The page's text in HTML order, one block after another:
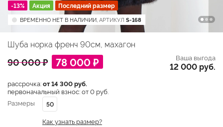
-13% Акция Последний размер
ВРЕМЕННО НЕТ В НАЛИЧИИ, АРТИКУЛ S-168
Шуба норка френч 90см, махагон
90 000 ₽ 78 000 ₽ Ваша выгода
12 000 руб.
рассрочка:от 14 300 руб.
первоначальный взнос: от 0 руб.
Размеры
50
Как узнать размер?